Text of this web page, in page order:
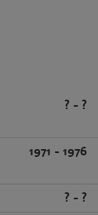
? - ?
1971 - 1976
? - ?